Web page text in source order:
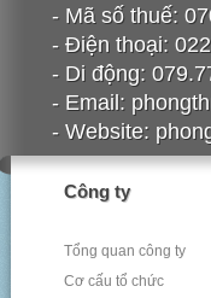
- Mã số thuế:
- Điện thoại:
- Di động:
- Email:
- Website:
Công ty
Tổng quan công ty
Cơ cấu tổ chức